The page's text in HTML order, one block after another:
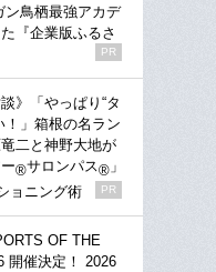
ン鳥栖最強アカデ
『企業版ふるさ
PR
》「やっぱり“タ
！」箱根の名ラン
二と神野大地が
®サロンパス® 」
ョニング術
PR
OF THE
開催決定！ 2026